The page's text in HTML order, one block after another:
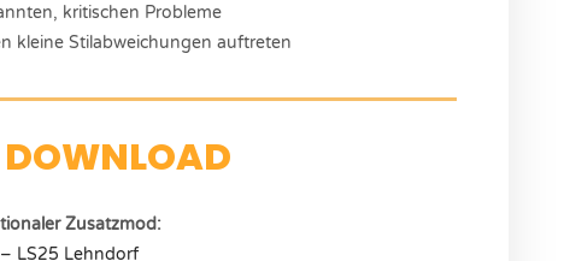
kritischen Probleme
kleine Stilabweichungen auftreten
DOWNLOAD
Zusatzmod:
– LS25 Lehndorf